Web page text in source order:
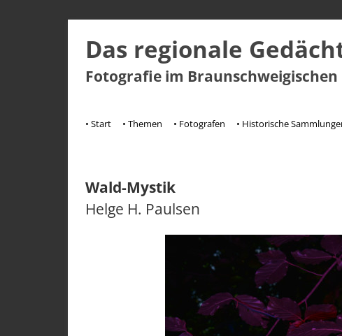
Das regionale
Fotografie im Braunschweigischen
Inhalt
springen
• Start • Themen • Fotografen • Historische
Wald-Mystik
Helge H. Paulsen